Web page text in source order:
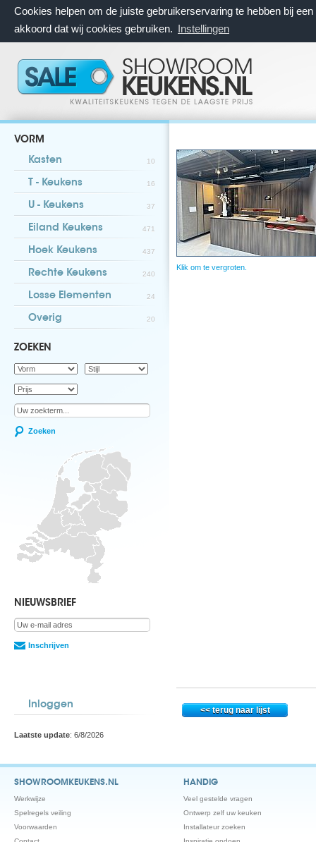
Cookies helpen om de juiste gebruikerservaring te hebben bij
akkoord dat wij cookies gebruiken. Instellingen
VORM
Kasten 10
T - Keukens 16
U - Keukens 37
Eiland Keukens 471
Hoek Keukens 437
Rechte Keukens 240
Losse Elementen 24
Overig 20
ZOEKEN
Zoeken
NIEUWSBRIEF
Inschrijven
Inloggen
Laatste update: 6/8/2026
Klik om te vergroten.
SHOWROOMKEUKENS.NL
Werkwijze
Spelregels veiling
Voorwaarden
HANDIG
Veel gestelde vragen
Ontwerp zelf uw keuken
Installateur zoeken